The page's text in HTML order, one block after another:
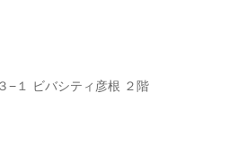
−１ ビバシティ彦根 ２階